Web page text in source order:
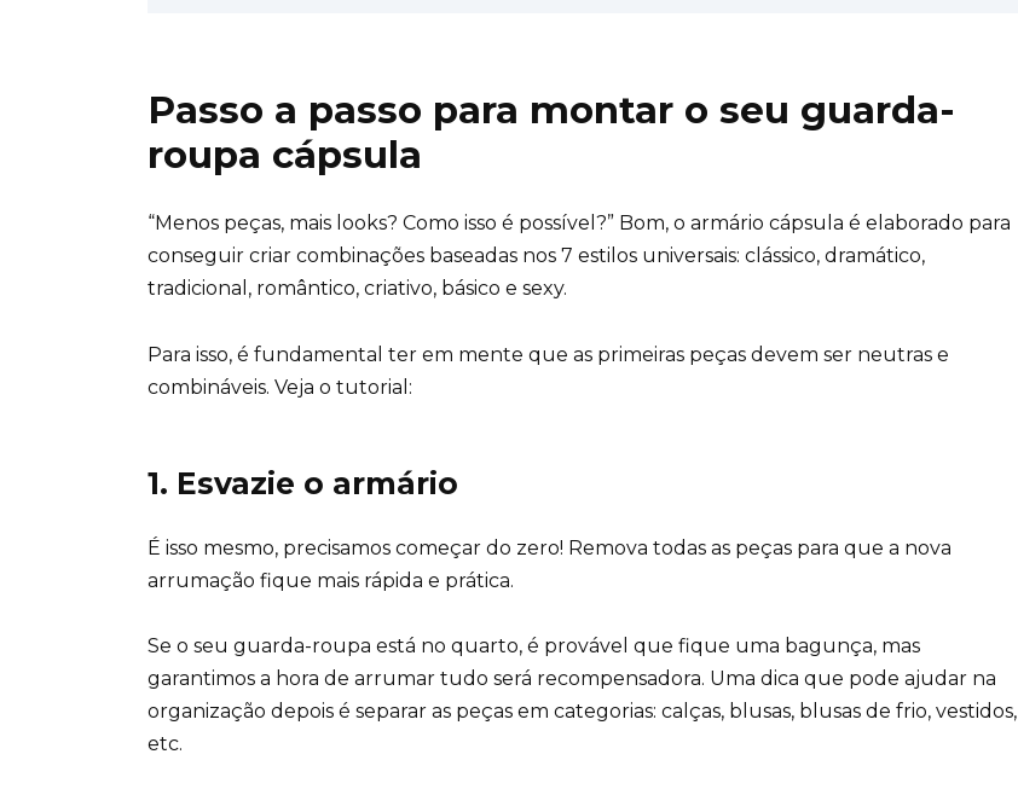
Passo a passo para montar o seu guarda-
roupa cápsula
“Menos peças, mais looks? Como isso é possível?” Bom, o armário cápsula é elaborado para
conseguir criar combinações baseadas nos 7 estilos universais: clássico, dramático,
tradicional, romântico, criativo, básico e sexy.
Para isso, é fundamental ter em mente que as primeiras peças devem ser neutras e
combináveis. Veja o tutorial:
1. Esvazie o armário
É isso mesmo, precisamos começar do zero! Remova todas as peças para que a nova
arrumação fique mais rápida e prática.
Se o seu guarda-roupa está no quarto, é provável que fique uma bagunça, mas
garantimos a hora de arrumar tudo será recompensadora. Uma dica que pode ajudar na
organização depois é separar as peças em categorias: calças, blusas, blusas de frio, vestidos,
etc.